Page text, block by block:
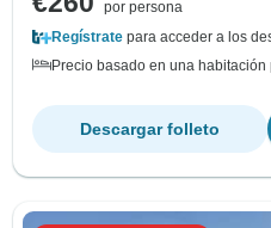
por persona
Regístrate para acceder a los
Precio basado en una habitación
Descargar folleto